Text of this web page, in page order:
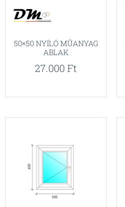
50×50 NYÍLÓ MŰANYAG
ABLAK
27.000 Ft